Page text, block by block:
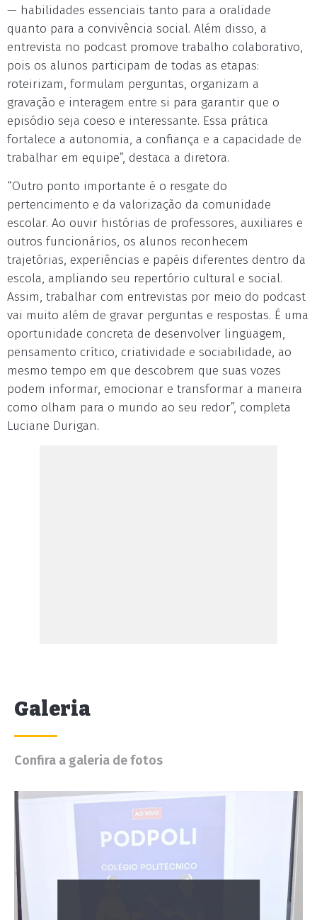
— habilidades essenciais tanto para a oralidade
quanto para a convivência social. Além disso, a
entrevista no podcast promove trabalho colaborativo,
pois os alunos participam de todas as etapas:
roteirizam, formulam perguntas, organizam a
gravação e interagem entre si para garantir que o
episódio seja coeso e interessante. Essa prática
fortalece a autonomia, a confiança e a capacidade de
trabalhar em equipe”, destaca a diretora.
“Outro ponto importante é o resgate do
pertencimento e da valorização da comunidade
escolar. Ao ouvir histórias de professores, auxiliares e
outros funcionários, os alunos reconhecem
trajetórias, experiências e papéis diferentes dentro da
escola, ampliando seu repertório cultural e social.
Assim, trabalhar com entrevistas por meio do podcast
vai muito além de gravar perguntas e respostas. É uma
oportunidade concreta de desenvolver linguagem,
pensamento crítico, criatividade e sociabilidade, ao
mesmo tempo em que descobrem que suas vozes
podem informar, emocionar e transformar a maneira
como olham para o mundo ao seu redor”, completa
Luciane Durigan.
Galeria
Confira a galeria de fotos